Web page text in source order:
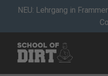
NEU: Lehrgang in